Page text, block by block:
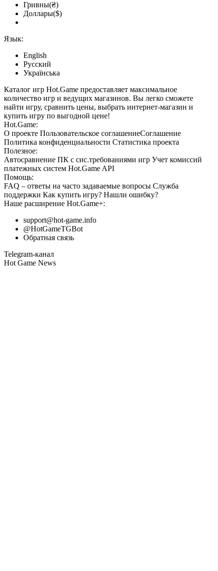
Гривны(₴)
Доллары($)
Язык:
English
Русский
Українська
Каталог игр Hot.Game предоставляет максимальное
количество игр и ведущих магазинов. Вы легко сможете
найти игру, сравнить цены, выбрать интернет-магазин и
купить игру по выгодной цене!
Hot.Game:
О проекте Пользовательское соглашениеСоглашение
Политика конфиденциальности Статистика проекта
Полезное:
Автосравнение ПК с сис.требованиями игр Учет комиссий
платежных систем Hot.Game API
Помощь:
FAQ – ответы на часто задаваемые вопросы Служба
поддержки Как купить игру? Нашли ошибку?
Наше расширение Hot.Game+:
support@hot-game.info
@HotGameTGBot
Обратная связь
Telegram-канал
Hot Game News